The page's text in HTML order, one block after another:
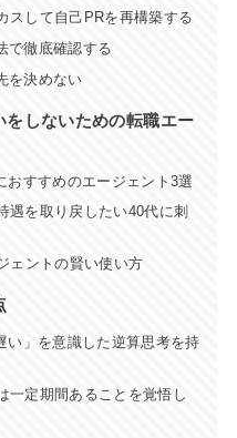
スして自己PRを再構築する
で徹底確認する
を決めない
しないための転職エー
おすすめのエージェント3選
遇を取り戻したい40代に刺
ェントの賢い使い方
い」を意識した逆算思考を持
一定期間あることを覚悟し